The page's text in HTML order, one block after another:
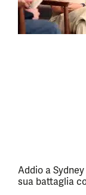
Addio a
sua battaglia